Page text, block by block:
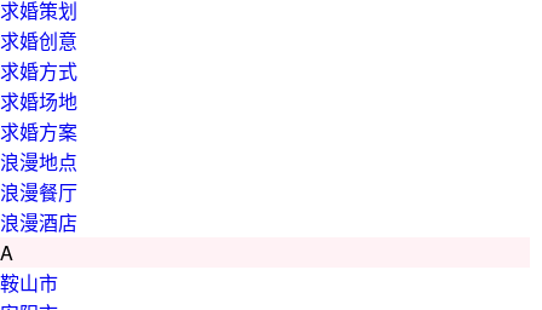
求婚策划
求婚创意
求婚方式
求婚场地
求婚方案
浪漫地点
浪漫餐厅
浪漫酒店
A
鞍山市